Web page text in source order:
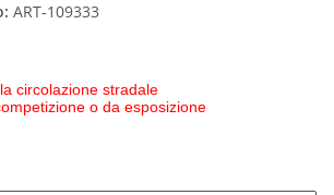
ART-109333
circolazione stradale
o da esposizione